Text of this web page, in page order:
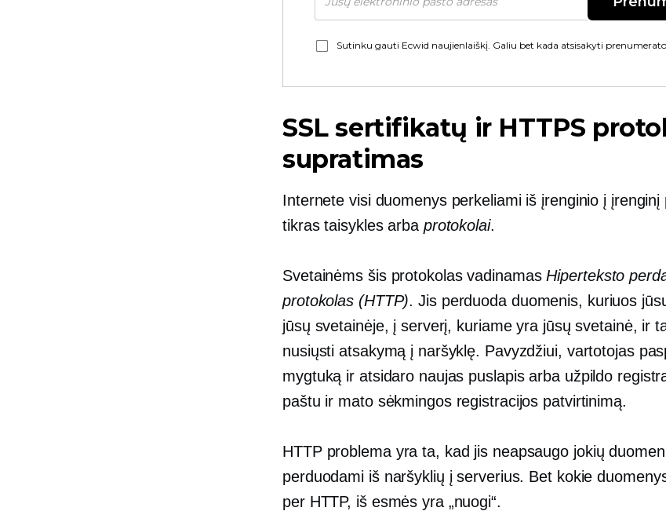
Sutinku gauti Ecwid naujienlaiškį. Galiu bet kada atsisakyti
SSL sertifikatų ir HTTPS
supratimas
Internete visi duomenys perkeliami iš įrenginio į įrenginį
tikras taisykles arba protokolai.
Svetainėms šis protokolas vadinamasHiperteksto
protokolas (HTTP). Jis perduoda duomenis, kuriuos
jūsų svetainėje, į serverį, kuriame yra jūsų svetainė, ir
nusiųsti atsakymą į naršyklę. Pavyzdžiui, vartotojas
mygtuką ir atsidaro naujas puslapis arba užpildo
paštu ir mato sėkmingos registracijos patvirtinimą.
HTTP problema yra ta, kad jis neapsaugo jokių
perduodami iš naršyklių į serverius. Bet kokie
per HTTP, iš esmės yra „nuogi“.